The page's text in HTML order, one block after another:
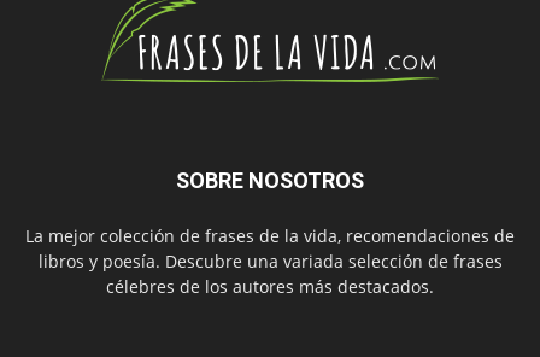
SOBRE NOSOTROS
La mejor colección de frases de la vida, recomendaciones de
libros y poesía. Descubre una variada selección de frases
célebres de los autores más destacados.